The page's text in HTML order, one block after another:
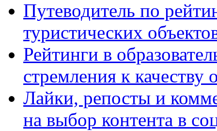
Путеводитель по
туристических
Рейтинги в
стремления к качеству
Лайки, репосты и
на выбор контента в